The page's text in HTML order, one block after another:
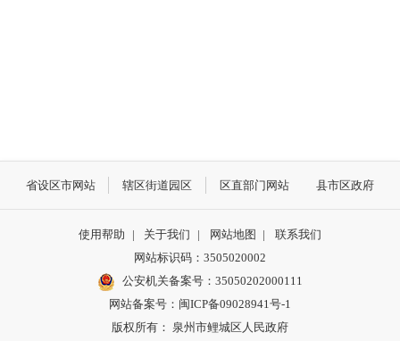
省设区市网站 辖区街道园区 区直部门网站 县市区政府
使用帮助 | 关于我们 | 网站地图 |
联系我们
网站标识码：3505020002
公安机关备案号：35050202000111
网站备案号：闽ICP备09028941号-1
版权所有： 泉州市鲤城区人民政府